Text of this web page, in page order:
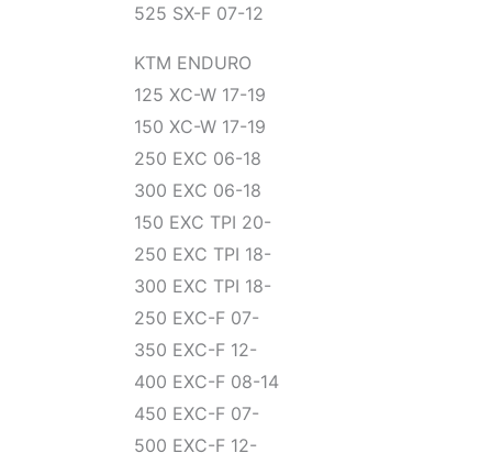
525 SX-F 07-12
KTM ENDURO
125 XC-W 17-19
150 XC-W 17-19
250 EXC 06-18
300 EXC 06-18
150 EXC TPI 20-
250 EXC TPI 18-
300 EXC TPI 18-
250 EXC-F 07-
350 EXC-F 12-
400 EXC-F 08-14
450 EXC-F 07-
500 EXC-F 12-